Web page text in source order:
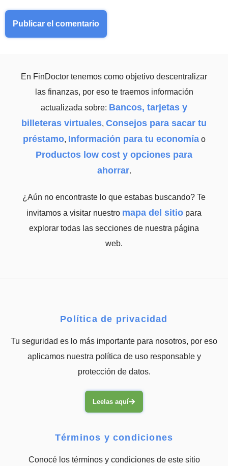
En FinDoctor tenemos como objetivo descentralizar
las finanzas, por eso te traemos información
actualizada sobre: Bancos, tarjetas y
billeteras virtuales, Consejos para sacar tu
préstamo, Información para tu economíao
Productos low cost y opciones para
ahorrar.
¿Aún no encontraste lo que estabas buscando? Te
invitamos a visitar nuestro mapa del sitio para
explorar todas las secciones de nuestra página
web.
Política de privacidad
Tu seguridad es lo más importante para nosotros, por eso
aplicamos nuestra política de uso responsable y
protección de datos.
Leelas aquí
Términos y condiciones
Conocé los términos y condiciones de este sitio